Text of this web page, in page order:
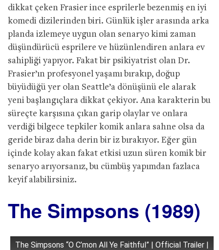
dikkat çeken Frasier ince esprilerle bezenmiş en iyi
komedi dizilerinden biri. Günlük işler arasında arka
planda izlemeye uygun olan senaryo kimi zaman
düşündürücü esprilere ve hüzünlendiren anlara ev
sahipliği yapıyor. Fakat bir psikiyatrist olan Dr.
Frasier’ın profesyonel yaşamı bırakıp, doğup
büyüdüğü yer olan Seattle’a dönüşünü ele alarak
yeni başlangıçlara dikkat çekiyor. Ana karakterin bu
süreçte karşısına çıkan garip olaylar ve onlara
verdiği bilgece tepkiler komik anlara sahne olsa da
geride biraz daha derin bir iz bırakıyor. Eğer gün
içinde kolay akan fakat etkisi uzun süren komik bir
senaryo arıyorsanız, bu cümbüş yapımdan fazlaca
keyif alabilirsiniz.
The Simpsons (1989)
The Simpsons “O C’mon All Ye Faithful” | Official Trailer |